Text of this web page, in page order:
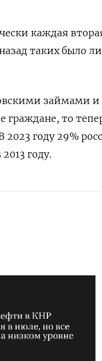
каждая
таких было
займами
граждане, то
году 29%
году.